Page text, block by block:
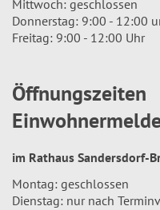
Mittwoch: geschlossen
Donnerstag: 9:00 - 12:00
Freitag: 9:00 - 12:00 Uhr
Öffnungszeiten
im Rathaus Sandersdorf-
Montag: geschlossen
Dienstag: nur nach